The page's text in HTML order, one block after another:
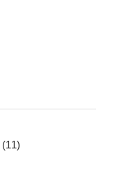
(11)